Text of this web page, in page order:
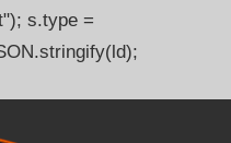
s.type =